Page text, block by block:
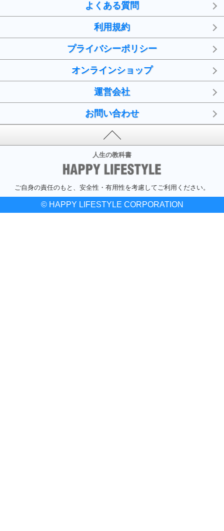
よくある質問
利用規約
プライバシーポリシー
オンラインショップ
運営会社
お問い合わせ
人生の教科書
ご自身の責任のもと、安全性・有用性を考慮してご利用ください。
© HAPPY LIFESTYLE CORPORATION